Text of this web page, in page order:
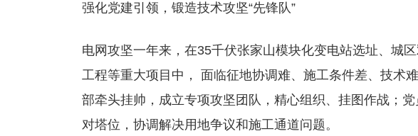
强化党建引领，锻造技术攻坚“先锋队”
电网攻坚一年来，在35千伏张家山模块化变电站选址、城
工程等重大项目中， 面临征地协调难、施工条件差、技术
部牵头挂帅，成立专项攻坚团队，精心组织、挂图作战；
对塔位，协调解决用地争议和施工通道问题。